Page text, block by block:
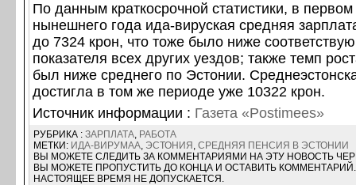
По данным краткосрочной статистики, в первом
нынешнего года ида-вируская средняя
до 7324 крон, что тоже было ниже
показателя всех других уездов; также темп
был ниже среднего по Эстонии.
достигла в том же периоде уже 10322 крон.
Источник информации : Газета «Postimees»
РУБРИКА : ЗАРПЛАТА, РАБОТА
МЕТКИ: ИДА-ВИРУМАА, ЭСТОНИЯ , СРЕДНЯЯ ПЕНСИЯ В ЭСТОНИИ
ВЫ МОЖЕТЕ СЛЕДИТЬ ЗА КОММЕНТАРИЯМИ НА ЭТУ НОВОСТЬ
ВЫ МОЖЕТЕ ПРОПУСТИТЬ ДО КОНЦА И ОСТАВИТЬ
НАСТОЯЩЕЕ ВРЕМЯ НЕ ДОПУСКАЕТСЯ.